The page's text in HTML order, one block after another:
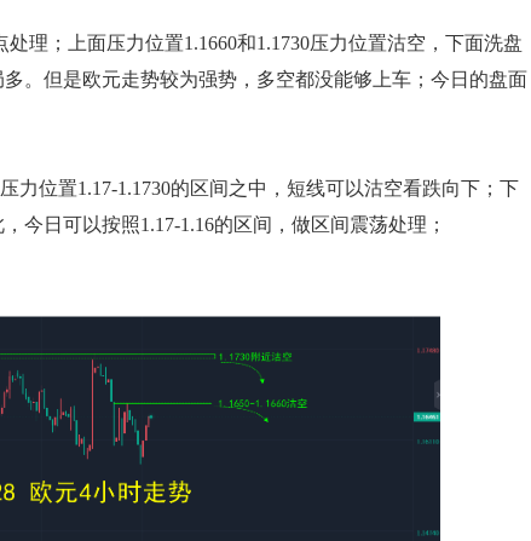
；上面压力位置1.1660和1.1730压力位置沽空，下面洗盘
。但是欧元走势较为强势，多空都没能够上车；今日的盘面
位置1.17-1.1730的区间之中，短线可以沽空看跌向下；下
今日可以按照1.17-1.16的区间，做区间震荡处理；